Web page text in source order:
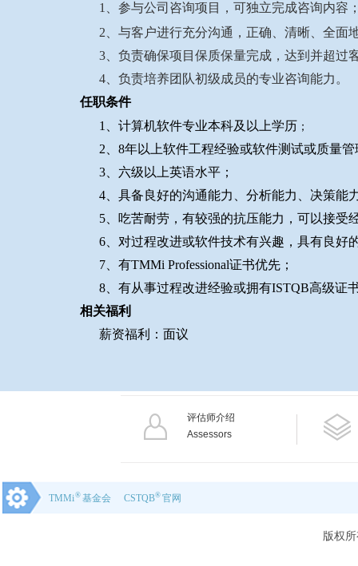
1、参与公司咨询项目，可独立完成咨询内容
2、与客户进行充分沟通，正确、清晰、全面
3、负责确保项目保质保量完成，达到并超过
4、负责培养团队初级成员的专业咨询能力。
任职条件
1、 计算机软件专业本科及以上学历 ；
2、8年以上软件工程经验或软件测试或质量
3、六级以上英语水平；
4、具备良好的沟通能力、分析能力、决策能
5、吃苦耐劳，有较强的抗压能力，可以接受
6、对过程改进或软件技术有兴趣，具有良好
7、有TMMi Professional证书优先；
8、有从事过程改进经验或拥有ISTQB高级证
相关福利
薪资福利：面议
CSTQB
基金会
TMMi 官网
® ®
评估师介绍
Assessors
版权